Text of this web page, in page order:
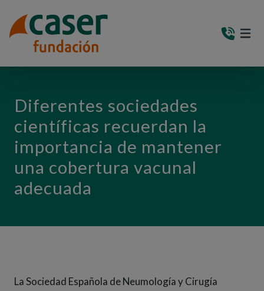
Diferentes sociedades
científicas recuerdan la
importancia de mantener
una cobertura vacunal
adecuada
La Sociedad Española de Neumología y Cirugía